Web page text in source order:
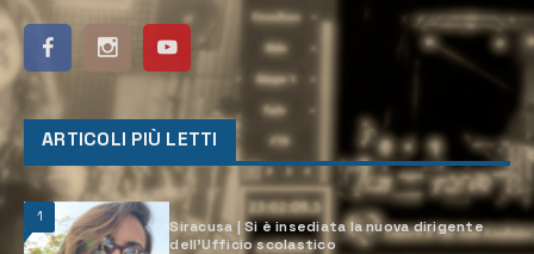
ARTICOLI PIÙ LETTI
1
Siracusa | Si è insediata la nuova dirigente
dell’Ufficio scolastico